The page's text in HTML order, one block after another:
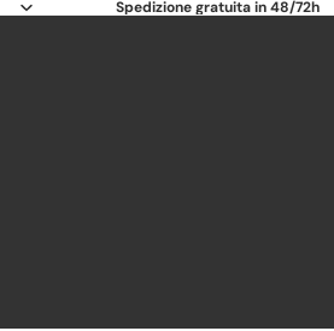
Spedizione gratuita in 48/72h